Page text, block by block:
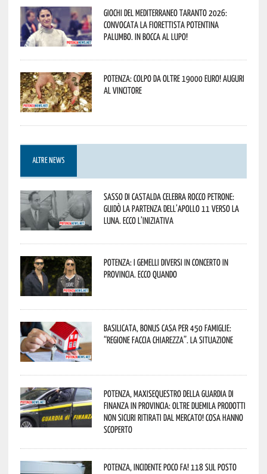
Giochi del Mediterraneo Taranto 2026:
convocata la fiorettista potentina
Palumbo. In bocca al lupo!
Potenza: colpo da oltre 19000 Euro! Auguri
al vincitore
ALTRE NEWS
Sasso di Castalda celebra Rocco Petrone:
guidò la partenza dell’Apollo 11 verso la
Luna. Ecco l’iniziativa
Potenza: i Gemelli DiVersi in concerto in
provincia. Ecco quando
Basilicata, Bonus casa per 450 famiglie:
“Regione faccia chiarezza”. La situazione
Potenza, maxisequestro della Guardia di
Finanza in provincia: oltre duemila prodotti
non sicuri ritirati dal mercato! Cosa hanno
scoperto
Potenza, incidente poco fa! 118 sul posto